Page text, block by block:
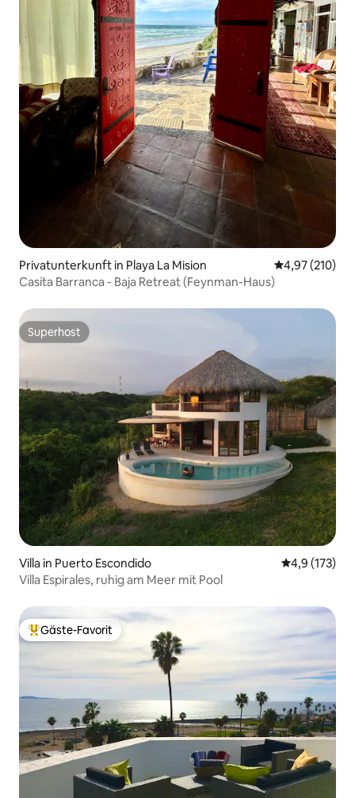
Privatunterkunft in Playa La Mision
4,97 (210)
Casita Barranca - Baja Retreat (Feynman-Haus)
Superhost
Superhost
Villa in Puerto Escondido
4,9 (173)
Villa Espirales, ruhig am Meer mit Pool
Beliebter Gäste-Favorit.
Gäste-Favorit